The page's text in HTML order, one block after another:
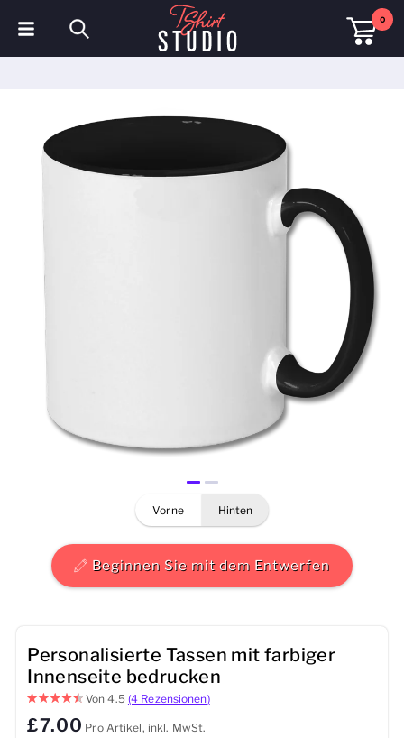
0
Poloshirts
Sportbekleidung
Herren
Baby
Tassen
Taschen
vorne hinten
Beginnen Sie mit dem Entwerfen
Personalisierte Tassen mit farbiger
Innenseite bedrucken
Von4.5 (4 Rezensionen)
£7.00 Pro Artikel, inkl. MwSt.